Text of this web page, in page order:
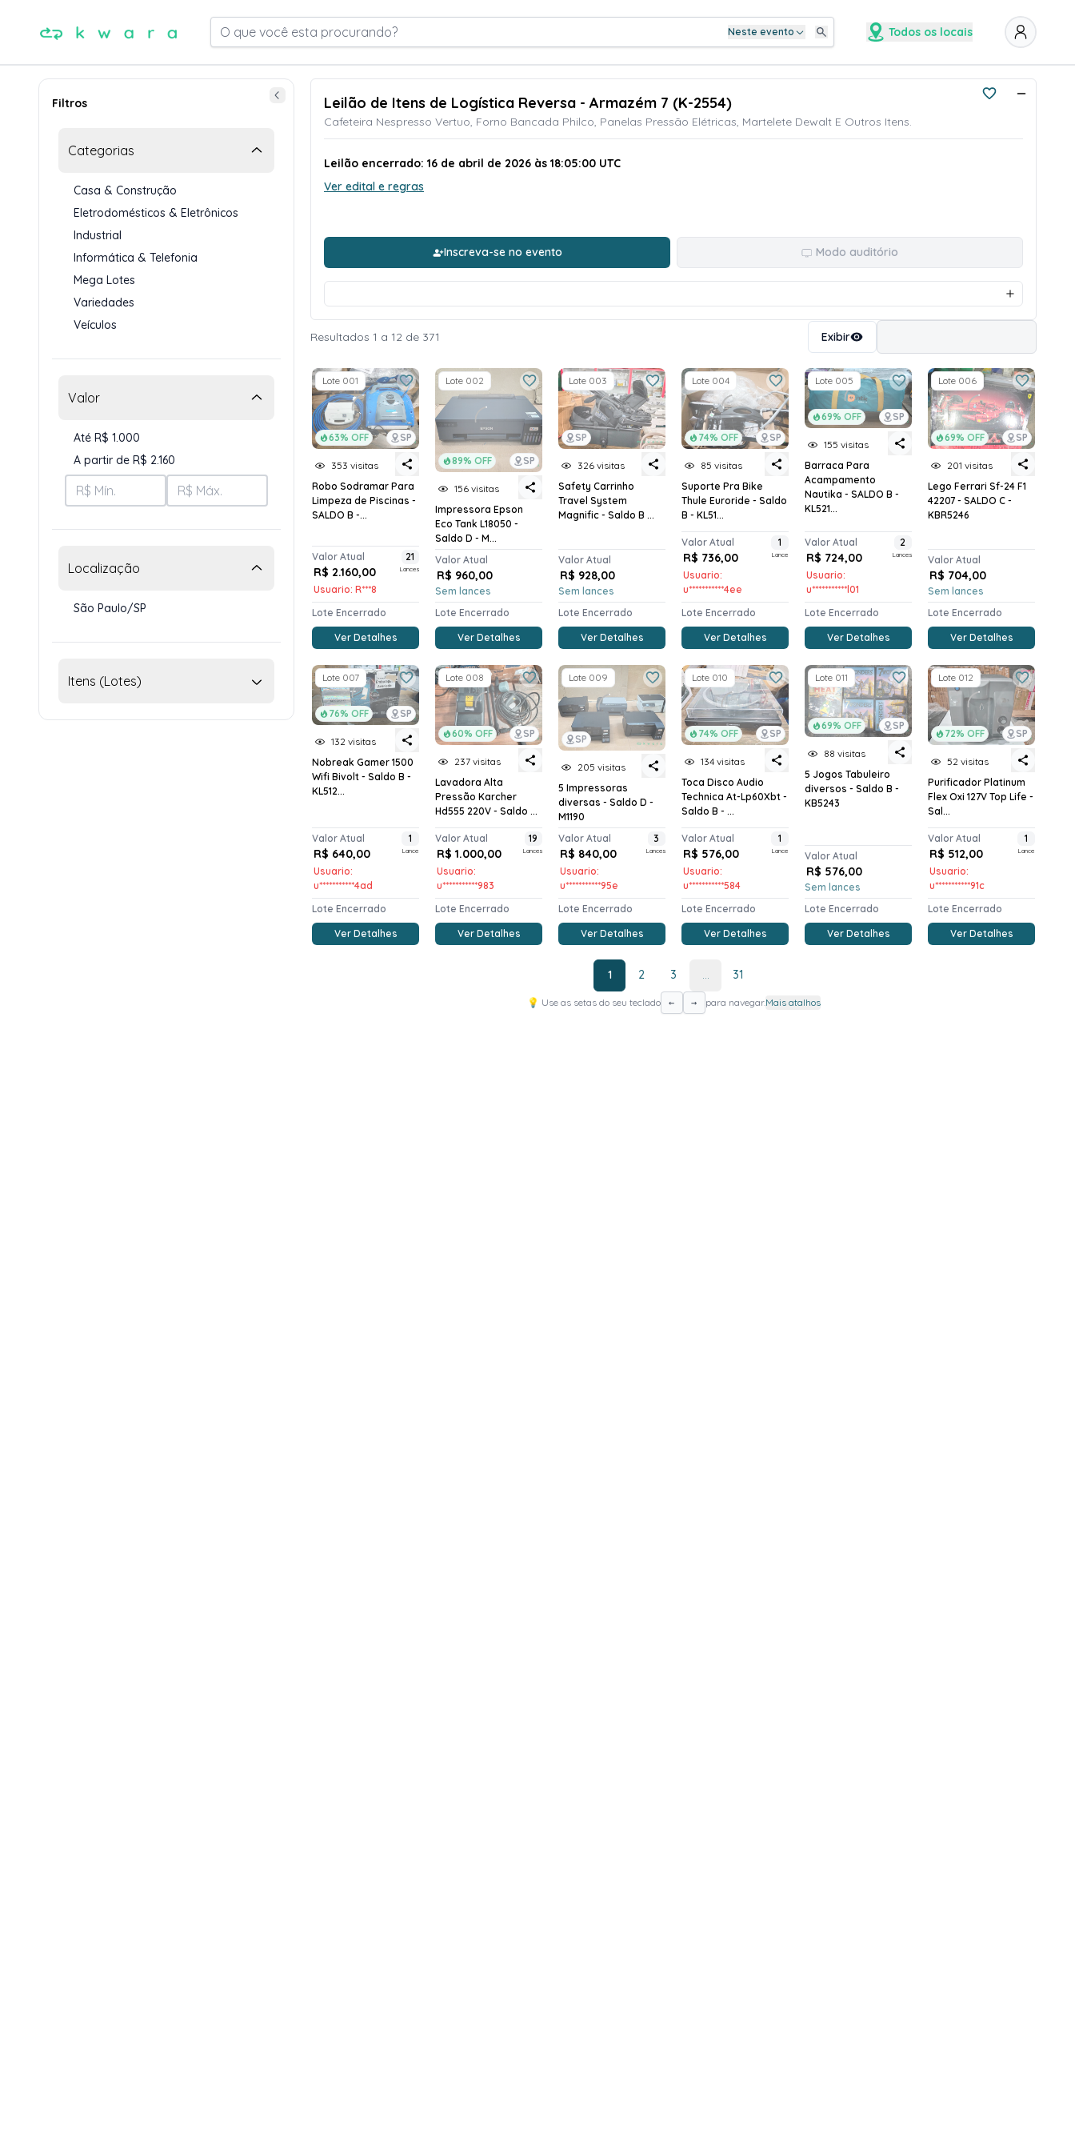
O que você esta procurando? Neste evento Todos os locais
Filtros
Categorias
Casa & Construção
Eletrodomésticos & Eletrônicos
Industrial
Informática & Telefonia
Mega Lotes
Variedades
Veículos
Valor
Até R$ 1.000
A partir de R$ 2.160
Localização
São Paulo/SP
Itens (Lotes)
Leilão de Itens de Logística Reversa - Armazém 7 (K-2554)
Cafeteira Nespresso Vertuo, Forno Bancada Philco, Panelas Pressão Elétricas, Martelete Dewalt E Outros Itens.
Leilão encerrado: 16 de abril de 2026 às 18:05:00 UTC
Ver edital e regras
Inscreva-se no evento Modo auditório
Resultados 1 a 12 de 371 Exibir
63% OFF SP
Lote 001
353 visitas
Robo Sodramar Para
Limpeza de Piscinas -
SALDO B -...
Valor Atual
R$ 2.160,00
Usuario: R***8
21
Lances
Lote Encerrado
Ver Detalhes
89% OFF SP
Lote 002
156 visitas
Impressora Epson
Eco Tank L18050 -
Saldo D - M...
Valor Atual
R$ 960,00
Sem lances
Lote Encerrado
Ver Detalhes
SP
Lote 003
326 visitas
Safety Carrinho
Travel System
Magnific - Saldo B ...
Valor Atual
R$ 928,00
Sem lances
Lote Encerrado
Ver Detalhes
74% OFF SP
Lote 004
85 visitas
Suporte Pra Bike
Thule Euroride - Saldo
B - KL51...
Valor Atual
R$ 736,00
Usuario:
u***********4ee
1
Lance
Lote Encerrado
Ver Detalhes
69% OFF SP
Lote 005
155 visitas
Barraca Para
Acampamento
Nautika - SALDO B -
KL521...
Valor Atual
R$ 724,00
Usuario:
u***********l01
2
Lances
Lote Encerrado
Ver Detalhes
69% OFF SP
Lote 006
201 visitas
Lego Ferrari Sf-24 F1
42207 - SALDO C -
KBR5246
Valor Atual
R$ 704,00
Sem lances
Lote Encerrado
Ver Detalhes
76% OFF SP
Lote 007
132 visitas
Nobreak Gamer 1500
Wifi Bivolt - Saldo B -
KL512...
Valor Atual
R$ 640,00
Usuario:
u***********4ad
1
Lance
Lote Encerrado
Ver Detalhes
60% OFF SP
Lote 008
237 visitas
Lavadora Alta
Pressão Karcher
Hd555 220V - Saldo ...
Valor Atual
R$ 1.000,00
Usuario:
u***********983
19
Lances
Lote Encerrado
Ver Detalhes
SP
Lote 009
205 visitas
5 Impressoras
diversas - Saldo D -
M1190
Valor Atual
R$ 840,00
Usuario:
u***********95e
3
Lances
Lote Encerrado
Ver Detalhes
74% OFF SP
Lote 010
134 visitas
Toca Disco Audio
Technica At-Lp60Xbt -
Saldo B - ...
Valor Atual
R$ 576,00
Usuario:
u***********584
1
Lance
Lote Encerrado
Ver Detalhes
69% OFF SP
Lote 011
88 visitas
5 Jogos Tabuleiro
diversos - Saldo B -
KB5243
Valor Atual
R$ 576,00
Sem lances
Lote Encerrado
Ver Detalhes
72% OFF SP
Lote 012
52 visitas
Purificador Platinum
Flex Oxi 127V Top Life -
Sal...
Valor Atual
R$ 512,00
Usuario:
u***********91c
1
Lance
Lote Encerrado
Ver Detalhes
1 2 3 ... 31
💡 Use as setas do seu teclado ← → para navegar.Mais atalhos